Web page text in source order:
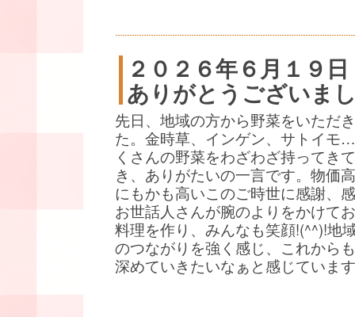
２０２６年６月１９日
ありがとうございま
先日、地域の方から野菜をいただ
た。金時草、インゲン、サトイモ
くさんの野菜をわざわざ持ってき
き、ありがたいの一言です。物価
にもかも高いこのご時世に感謝、
お世話人さんが腕のよりをかけて
料理を作り、みんなも笑顔!(^^)!地
のつながりを強く感じ、これから
深めていきたいなぁと感じていま